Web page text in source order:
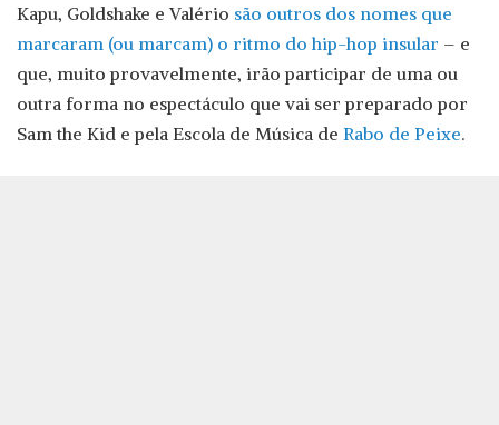
Kapu, Goldshake e Valério são outros dos nomes que
marcaram (ou marcam) o ritmo do hip-hop insular – e
que, muito provavelmente, irão participar de uma ou
outra forma no espectáculo que vai ser preparado por
Sam the Kid e pela Escola de Música de Rabo de Peixe.